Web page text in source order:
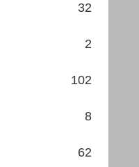
32
2
102
8
62